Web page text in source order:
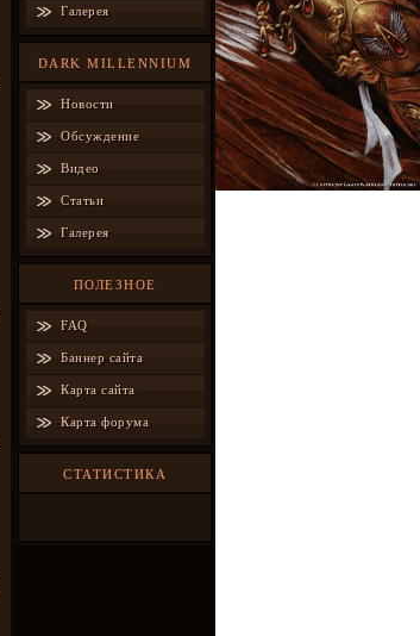
Галерея
DARK MILLENNIUM
Новости
Обсуждение
Видео
Статьи
Галерея
ПОЛЕЗНОЕ
FAQ
Баннер сайта
Карта сайта
Карта форума
СТАТИСТИКА